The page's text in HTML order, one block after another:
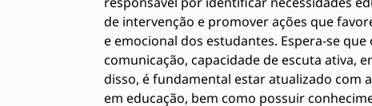
de intervenção e promover ações que
e emocional dos estudantes. Espera-se
comunicação, capacidade de escuta ativa,
disso, é fundamental estar atualizado com
em educação, bem como possuir